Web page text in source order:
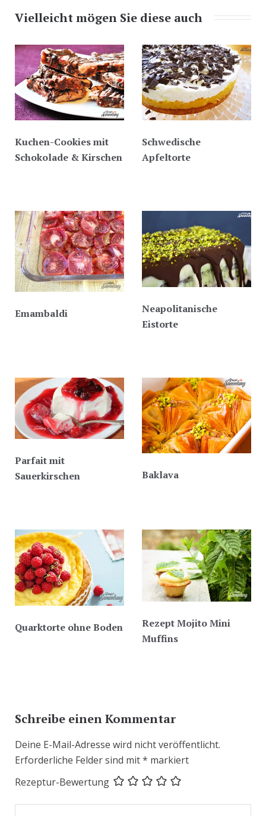
Vielleicht mögen Sie diese auch
Kuchen-Cookies mit
Schokolade & Kirschen
Schwedische
Apfeltorte
Emambaldi
Neapolitanische
Eistorte
Parfait mit
Sauerkirschen
Baklava
Quarktorte ohne Boden
Rezept Mojito Mini
Muffins
Schreibe einen Kommentar
Deine E-Mail-Adresse wird nicht veröffentlicht.
Erforderliche Felder sind mit* markiert
Rezeptur-Bewertung